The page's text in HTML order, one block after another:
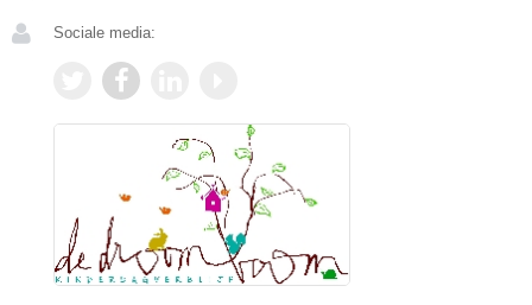
Sociale media: